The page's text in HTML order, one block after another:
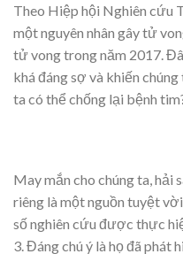
Theo Hiệp hội Nghiên cứu
một nguyên nhân gây tử
tử vong trong năm 2017.
khá đáng sợ và khiến
ta có thể chống lại bệnh
May mắn cho chúng ta, hải
riêng là một nguồn tuyệt
số nghiên cứu được thực
3. Đáng chú ý là họ đã phát